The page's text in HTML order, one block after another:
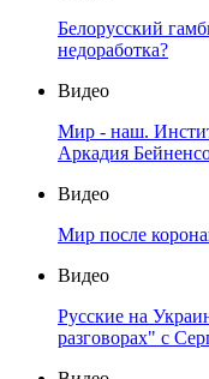
Белорусский
недоработка?
Видео
Мир - наш.
Аркадия
Видео
Мир после
Видео
Русские на
разговорах" с